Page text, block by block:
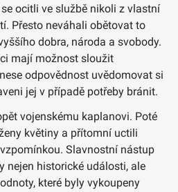
ocitli ve službě nikoli z vlastní
Přesto neváhali obětovat to
dobra, národa a svobody.
mají možnost sloužit
odpovědnost uvědomovat si
jej v případě potřeby bránit.
vojenskému kaplanovi. Poté
květiny a přítomní uctili
Slavnostní nástup
nejen historické události, ale
které byly vykoupeny